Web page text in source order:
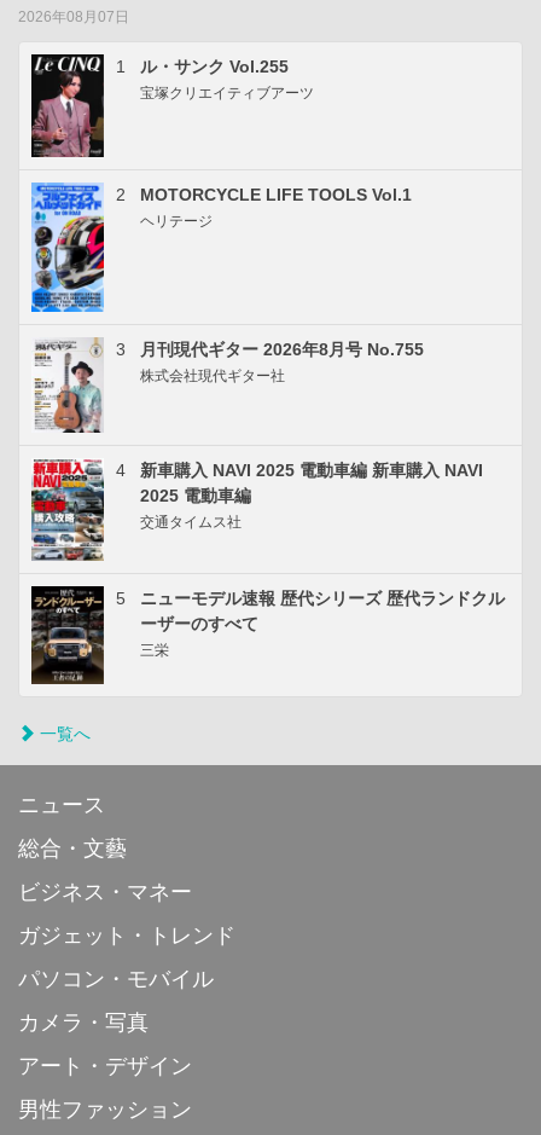
2026年08月07日
1 ル・サンク Vol.255
宝塚クリエイティブアーツ
2 MOTORCYCLE LIFE TOOLS Vol.1
ヘリテージ
3 月刊現代ギター 2026年8月号 No.755
株式会社現代ギター社
4
新車購入 NAVI 2025 電動車編 新車購入 NAVI
2025 電動車編
交通タイムス社
5
ニューモデル速報 歴代シリーズ 歴代ランドクル
ーザーのすべて
三栄
一覧へ
ニュース
総合・文藝
ビジネス・マネー
ガジェット・トレンド
パソコン・モバイル
カメラ・写真
アート・デザイン
男性ファッション